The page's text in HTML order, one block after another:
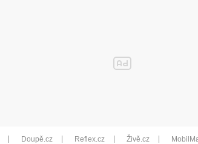
Doupě.cz Reflex.cz Živě.cz